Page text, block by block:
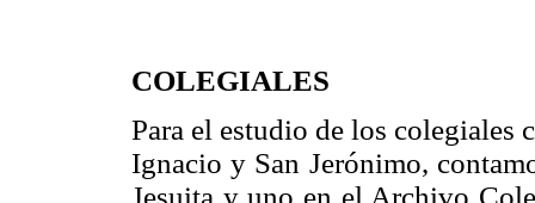
COLEGIALES
Para el estudio de los colegiales
Ignacio y San Jerónimo,